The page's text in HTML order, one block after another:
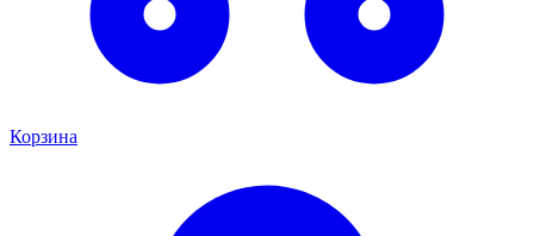
Корзина